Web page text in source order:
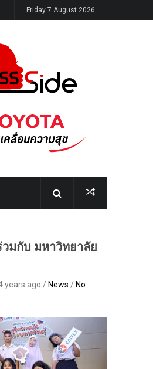
Friday 7 August 2026
มกับ มหาวิทยาลัย
years ago / News / No